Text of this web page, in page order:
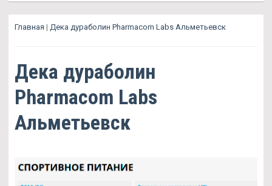
Главная | Дека дураболин Pharmacom Labs Альметьевск
Дека дураболин
Pharmacom Labs
Альметьевск